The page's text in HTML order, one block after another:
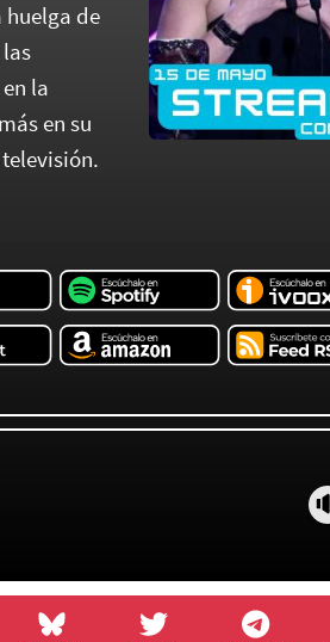
huelga de
la
en su